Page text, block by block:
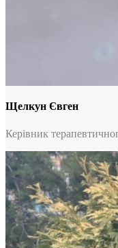
Щелкун Євген
Керівник